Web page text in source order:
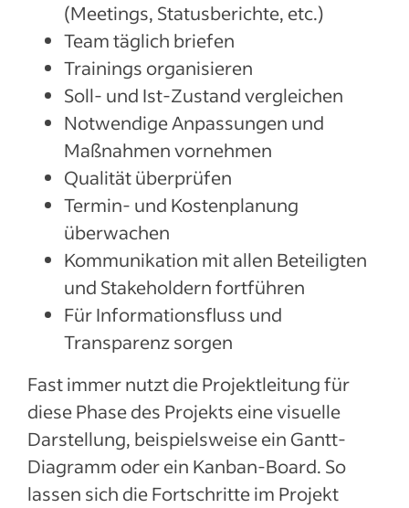
(Meetings, Statusberichte, etc.)
Team täglich briefen
Trainings organisieren
Soll- und Ist-Zustand vergleichen
Notwendige Anpassungen und
Maßnahmen vornehmen
Qualität überprüfen
Termin- und Kostenplanung
überwachen
Kommunikation mit allen Beteiligten
und Stakeholdern fortführen
Für Informationsfluss und
Transparenz sorgen
Fast immer nutzt die Projektleitung für
diese Phase des Projekts eine visuelle
Darstellung, beispielsweise ein Gantt-
Diagramm oder ein Kanban-Board. So
lassen sich die Fortschritte im Projekt